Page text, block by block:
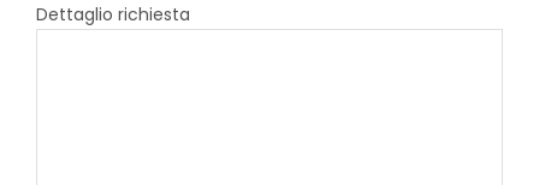
Dettaglio richiesta